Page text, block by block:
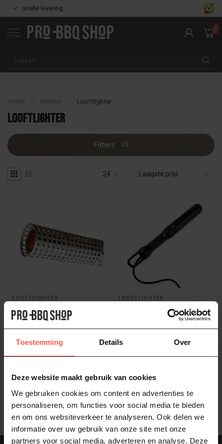
Toestemming Details Over
Deze website maakt gebruik van cookies
We gebruiken cookies om content en advertenties te
personaliseren, om functies voor social media te bieden
en om ons websiteverkeer te analyseren. Ook delen we
informatie over uw gebruik van onze site met onze
partners voor social media, adverteren en analyse. Deze
Snelle levering
MENU
0
Home Merken Looftlighter
Looftlighter
Filters
LOOFTLIGHTER
Looft Lighter
Looft Lighter, je ultieme
vuurstartoplossing. Krachtig,
efficiënt en veilig. Sta...
79,95
LOOFTLIGHTER
Looftlighter 2.0
De nieuwe Looftlighter 2 is
de opvolger van de
Looftlighter. Hij heeft een
autom...
199,95